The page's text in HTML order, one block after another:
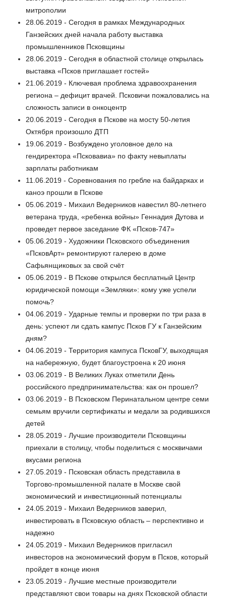
митрополии
28.06.2019 - Сегодня в рамках Международных
Ганзейских дней начала работу выставка
промышленников Псковщины
28.06.2019 - Сегодня в областной столице открылась
выставка «Псков приглашает гостей»
21.06.2019 - Ключевая проблема здравоохранения
региона – дефицит врачей. Псковичи пожаловались на
сложность записи в онкоцентр
20.06.2019 - Сегодня в Пскове на мосту 50-летия
Октября произошло ДТП
19.06.2019 - Возбуждено уголовное дело на
гендиректора «Псковавиа» по факту невыплаты
зарплаты работникам
11.06.2019 - Соревнования по гребле на байдарках и
каноэ прошли в Пскове
05.06.2019 - Михаил Ведерников навестил 80-летнего
ветерана труда, «ребенка войны» Геннадия Дутова и
проведет первое заседание ФК «Псков-747»
05.06.2019 - Художники Псковского объединения
«ПсковАрт» ремонтируют галерею в доме
Сафьянщиковых за свой счёт
05.06.2019 - В Пскове открылся бесплатный Центр
юридической помощи «Земляки»: кому уже успели
помочь?
04.06.2019 - Ударные темпы и проверки по три раза в
день: успеют ли сдать кампус Псков ГУ к Ганзейским
дням?
04.06.2019 - Территория кампуса ПсковГУ, выходящая
на набережную, будет благоустроена к 20 июня
03.06.2019 - В Великих Луках отметили День
российского предпринимательства: как он прошел?
03.06.2019 - В Псковском Перинатальном центре семи
семьям вручили сертификаты и медали за родившихся
детей
28.05.2019 - Лучшие производители Псковщины
приехали в столицу, чтобы поделиться с москвичами
вкусами региона
27.05.2019 - Псковская область представила в
Торгово-промышленной палате в Москве свой
экономический и инвестиционный потенциалы
24.05.2019 - Михаил Ведерников заверил,
инвестировать в Псковскую область – перспективно и
надежно
24.05.2019 - Михаил Ведерников пригласил
инвесторов на экономический форум в Псков, который
пройдет в конце июня
23.05.2019 - Лучшие местные производители
представляют свои товары на днях Псковской области